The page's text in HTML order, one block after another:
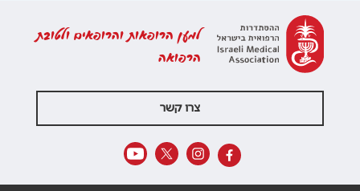
למען הרופאות והרופאים ולטובת
הרפואה
צרו קשר